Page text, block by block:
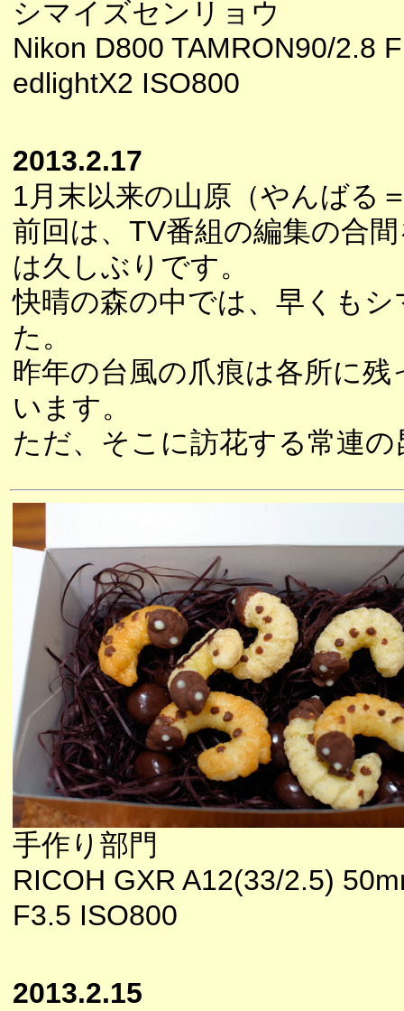
シマイズセンリョウ
Nikon D800 TAMRON90/2.8
edlightX2 ISO800
2013.2.17
1月末以来の山原（やんばる
前回は、TV番組の編集の合
は久しぶりです。
快晴の森の中では、早くも
た。
昨年の台風の爪痕は各所に
います。
ただ、そこに訪花する常連
手作り部門
RICOH GXR A12(33/2.5)
F3.5 ISO800
2013.2.15